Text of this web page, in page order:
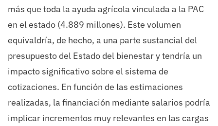
más que toda la ayuda agrícola vinculada a la PAC
en el estado (4.889 millones). Este volumen
equivaldría, de hecho, a una parte sustancial del
presupuesto del Estado del bienestar y tendría un
impacto significativo sobre el sistema de
cotizaciones. En función de las estimaciones
realizadas, la financiación mediante salarios podría
implicar incrementos muy relevantes en las cargas